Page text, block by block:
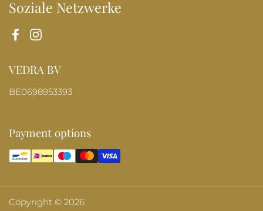
Soziale Netzwerke
FacebookInstagram
VEDRA BV
BE0698953393
Payment options
Copyright © 2026